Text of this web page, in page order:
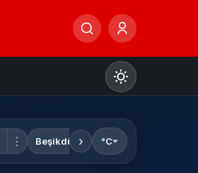
⋮ Beşikdüzü —°C
› °C